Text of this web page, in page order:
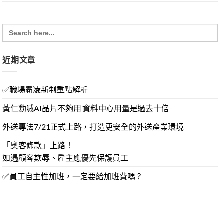
Search
for:
近期文章
✅職場霸凌新制重點解析
黃仁勳喊AI晶片不夠用 資料中心用量是過去十倍
外送專法7/21正式上路，打造更安全的外送產業環境
「奧客條款」上路！
如遇顧客欺辱、雇主應優先保護員工
✅員工自主性加班，一定要給加班費嗎？